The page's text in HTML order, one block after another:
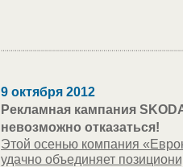
9 октября 2012
Рекламная кампания
невозможно отказаться!
Этой осенью компания
удачно объединяет